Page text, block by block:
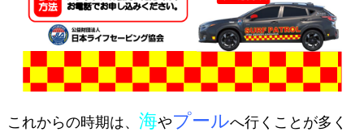
これからの時期は、 海やプールへ行くことが多く